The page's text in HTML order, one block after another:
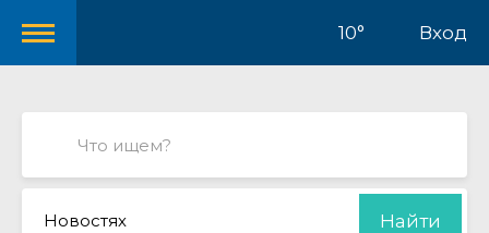
10° Вход
Новостях Найти